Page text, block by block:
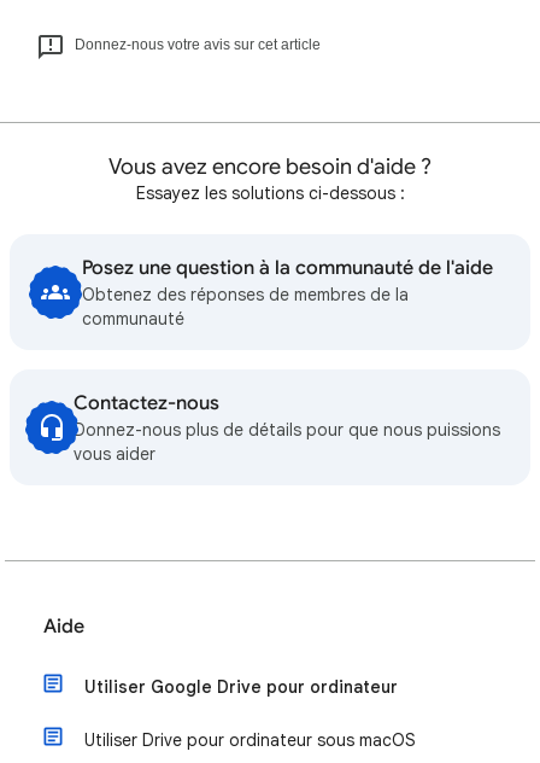
Donnez-nous votre avis sur cet article
Vous avez encore besoin d'aide ?
Essayez les solutions ci-dessous :
Posez une question à la communauté de l'aide
Obtenez des réponses de membres de la
communauté
Contactez-nous
Donnez-nous plus de détails pour que nous puissions
vous aider
Aide
Utiliser Google Drive pour ordinateur
Utiliser Drive pour ordinateur sous macOS